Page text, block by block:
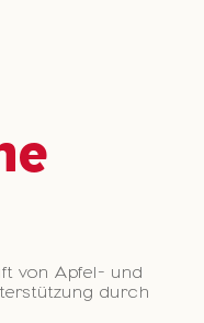
von Apfel- und
durch